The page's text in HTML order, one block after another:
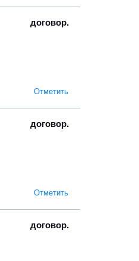
договор.
Отметить
договор.
Отметить
договор.